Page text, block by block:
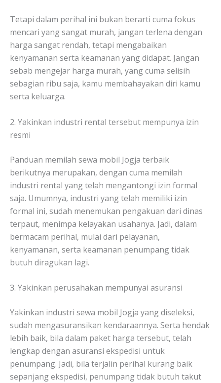
Tetapi dalam perihal ini bukan berarti cuma fokus
mencari yang sangat murah, jangan terlena dengan
harga sangat rendah, tetapi mengabaikan
kenyamanan serta keamanan yang didapat. Jangan
sebab mengejar harga murah, yang cuma selisih
sebagian ribu saja, kamu membahayakan diri kamu
serta keluarga.
2. Yakinkan industri rental tersebut mempunya izin
resmi
Panduan memilah sewa mobil Jogja terbaik
berikutnya merupakan, dengan cuma memilah
industri rental yang telah mengantongi izin formal
saja. Umumnya, industri yang telah memiliki izin
formal ini, sudah menemukan pengakuan dari dinas
terpaut, menimpa kelayakan usahanya. Jadi, dalam
bermacam perihal, mulai dari pelayanan,
kenyamanan, serta keamanan penumpang tidak
butuh diragukan lagi.
3. Yakinkan perusahakan mempunyai asuransi
Yakinkan industri sewa mobil Jogja yang diseleksi,
sudah mengasuransikan kendaraannya. Serta hendak
lebih baik, bila dalam paket harga tersebut, telah
lengkap dengan asuransi ekspedisi untuk
penumpang. Jadi, bila terjalin perihal kurang baik
sepanjang ekspedisi, penumpang tidak butuh takut